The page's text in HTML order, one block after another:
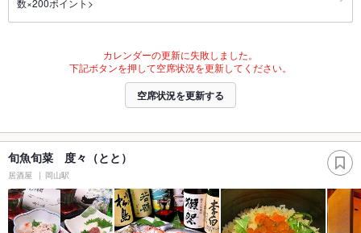
カレンダーの更新に失敗しました。
下記ボタンを押して空席状況を更新してください。
空席状況を更新する
旬魚旬菜 度々（とと）
居酒屋 岡山駅